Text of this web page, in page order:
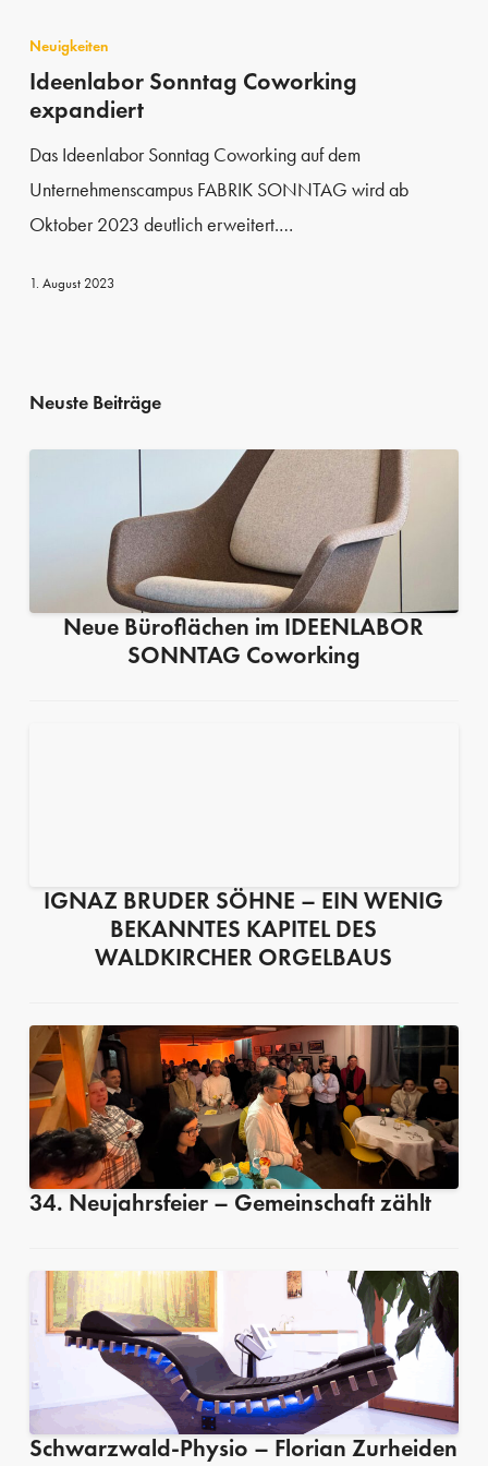
Sonntag
Coworking
expandiert
Neuigkeiten
Ideenlabor Sonntag Coworking
expandiert
Das Ideenlabor Sonntag Coworking auf dem
Unternehmenscampus FABRIK SONNTAG wird ab
Oktober 2023 deutlich erweitert.…
1. August 2023
Neuste Beiträge
Neue Büroflächen im IDEENLABOR
SONNTAG Coworking
IGNAZ BRUDER SÖHNE – EIN WENIG
BEKANNTES KAPITEL DES
WALDKIRCHER ORGELBAUS
34. Neujahrsfeier – Gemeinschaft zählt
Schwarzwald-Physio – Florian Zurheiden